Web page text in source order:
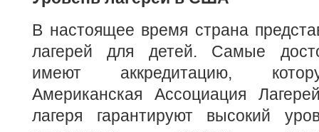
В настоящее время страна
лагерей для детей. Самые
имеют аккредитацию,
Американская Ассоциация
лагеря гарантируют высокий